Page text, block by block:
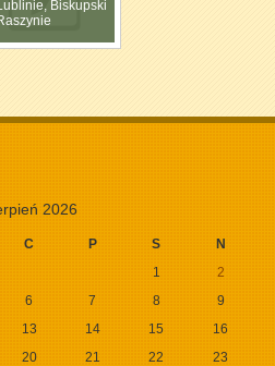
Biskupski
2026
C P S N
1
2
6 7 8
9
13 14 15
16
20 21 22
23